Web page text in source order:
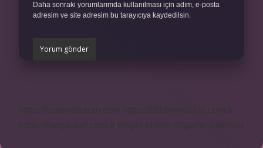
Daha sonraki yorumlarımda kullanılması için adım, e-posta
adresim ve site adresim bu tarayıcıya kaydedilsin.